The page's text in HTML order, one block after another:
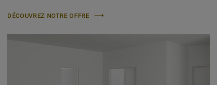
DÉCOUVREZ NOTRE OFFRE